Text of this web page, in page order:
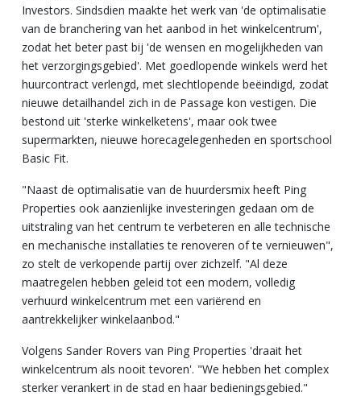
Investors. Sindsdien maakte het werk van 'de optimalisatie
van de branchering van het aanbod in het winkelcentrum',
zodat het beter past bij 'de wensen en mogelijkheden van
het verzorgingsgebied'. Met goedlopende winkels werd het
huurcontract verlengd, met slechtlopende beëindigd, zodat
nieuwe detailhandel zich in de Passage kon vestigen. Die
bestond uit 'sterke winkelketens', maar ook twee
supermarkten, nieuwe horecagelegenheden en sportschool
Basic Fit.
"Naast de optimalisatie van de huurdersmix heeft Ping
Properties ook aanzienlijke investeringen gedaan om de
uitstraling van het centrum te verbeteren en alle technische
en mechanische installaties te renoveren of te vernieuwen",
zo stelt de verkopende partij over zichzelf. "Al deze
maatregelen hebben geleid tot een modern, volledig
verhuurd winkelcentrum met een variërend en
aantrekkelijker winkelaanbod."
Volgens Sander Rovers van Ping Properties 'draait het
winkelcentrum als nooit tevoren'. "We hebben het complex
sterker verankert in de stad en haar bedieningsgebied."